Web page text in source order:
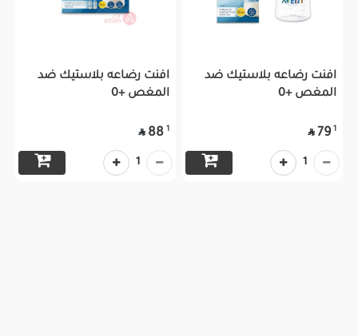
افنت رضاعه بلاستيك ضد
المغص +0
1
79

1
افنت رضاعه بلاستيك ضد
المغص +0
1
88

1